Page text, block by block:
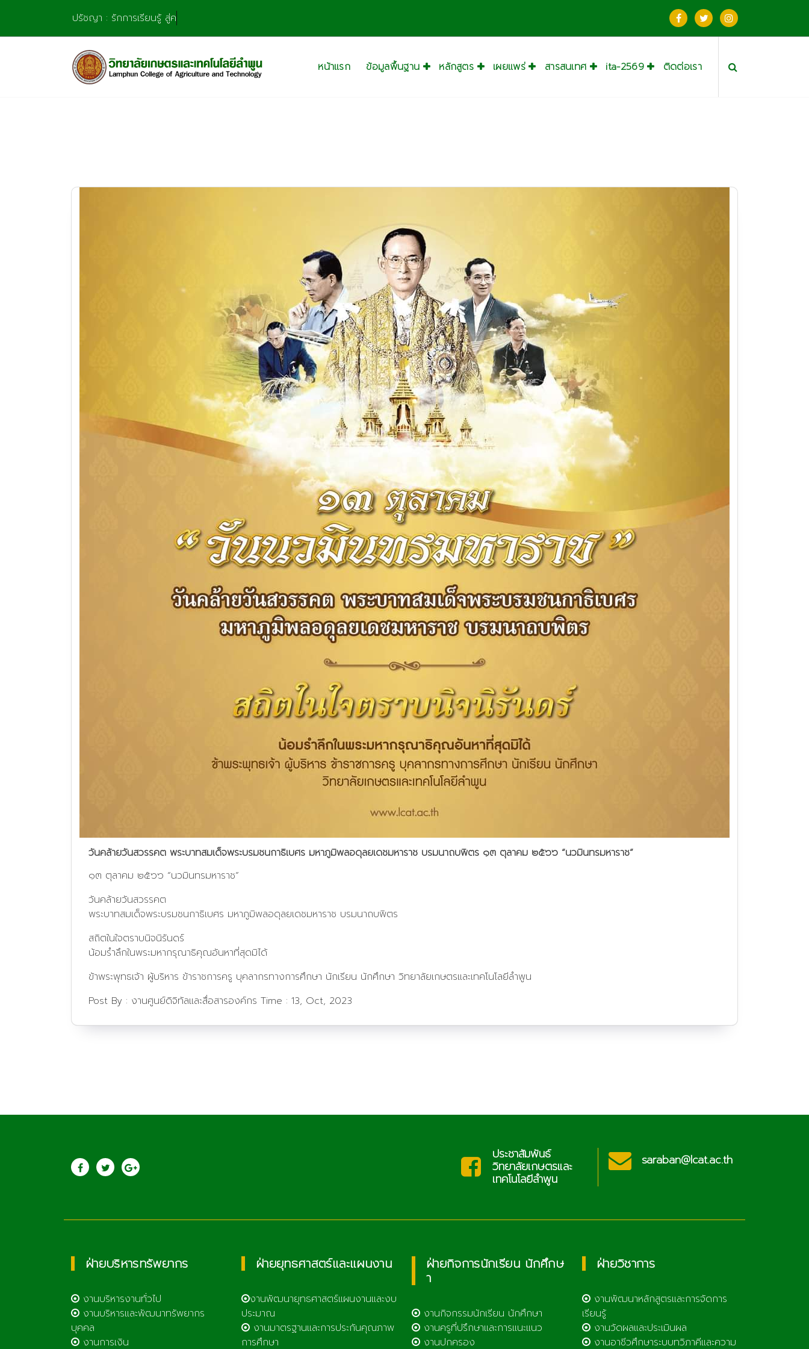
content
ปรัชญา : รักการเรียนรู้ สู่ความชำ
หน้าแรก ข้อมูลพื้นฐาน หลักสูตร เผยแพร่ สารสนเทศ ita-2569 ติดต่อเรา
วันคล้ายวันสวรรคต พระบาทสมเด็จพระบรมชนกาธิเบศร มหาภูมิพลอดุลยเดชมหาราช บรมนาถบพิตร ๑๓ ตุลาคม ๒๕๖๖ “นวมินทรมหาราช”
๑๓ ตุลาคม ๒๕๖๖ “นวมินทรมหาราช”
วันคล้ายวันสวรรคต
พระบาทสมเด็จพระบรมชนกาธิเบศร มหาภูมิพลอดุลยเดชมหาราช บรมนาถบพิตร
สถิตในใจตราบนิจนิรันดร์
น้อมรำลึกในพระมหากรุณาธิคุณอันหาที่สุดมิได้
ข้าพระพุทธเจ้า ผู้บริหาร ข้าราชการครู บุคลากรทางการศึกษา นักเรียน นักศึกษา วิทยาลัยเกษตรและเทคโนโลยีลำพูน
Post By : งานศูนย์ดิจิทัลและสื่อสารองค์กร Time : 13, Oct, 2023
ประชาสัมพันธ์
วิทยาลัยเกษตรและ
เทคโนโลยีลำพูน
saraban@lcat.ac.th ประชาสัมพันธ์
วิทยาลัยเกษตรและ
ฝ่ายบริหารทรัพยากร
งานบริหารงานทั่วไป
งานบริหารและพัฒนาทรัพยากร
บุคคล
งานการเงิน
ฝ่ายยุทธศาสตร์และแผนงาน
งานพัฒนายุทธศาสตร์แผนงานและงบ
ประมาณ
งานมาตรฐานและการประกันคุณภาพ
การศึกษา
ฝ่ายกิจการนักเรียน นักศึกษ
า
งานกิจกรรมนักเรียน นักศึกษา
งานครูที่ปรึกษาและการแนะแนว
งานปกครอง
ฝ่ายวิชาการ
งานพัฒนาหลักสูตรและการจัดการ
เรียนรู้
งานวัดผลและประเมินผล
งานอาชีวศึกษาระบบทวิภาคีและความ